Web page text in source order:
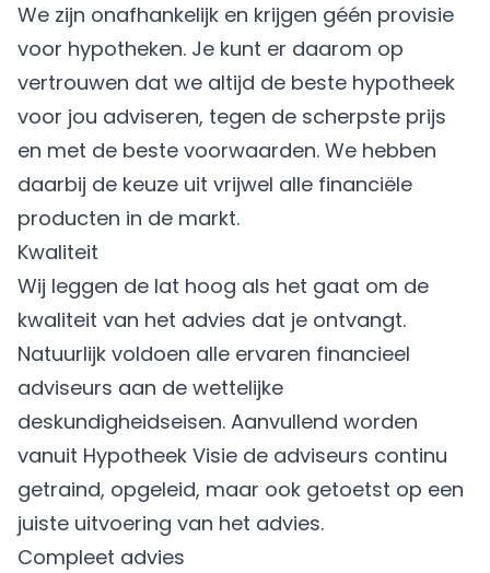
We zijn onafhankelijk en krijgen géén provisie
voor hypotheken. Je kunt er daarom op
vertrouwen dat we altijd de beste hypotheek
voor jou adviseren, tegen de scherpste prijs
en met de beste voorwaarden. We hebben
daarbij de keuze uit vrijwel alle financiële
producten in de markt.
Kwaliteit
Wij leggen de lat hoog als het gaat om de
kwaliteit van het advies dat je ontvangt.
Natuurlijk voldoen alle ervaren financieel
adviseurs aan de wettelijke
deskundigheidseisen. Aanvullend worden
vanuit Hypotheek Visie de adviseurs continu
getraind, opgeleid, maar ook getoetst op een
juiste uitvoering van het advies.
Compleet advies